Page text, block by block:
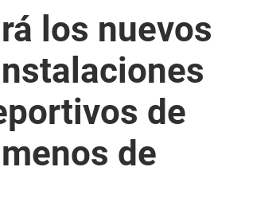
los nuevos
de
de